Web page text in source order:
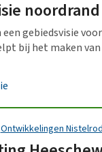
gebiedsvisie
bij het maken
Ontwikkelingen